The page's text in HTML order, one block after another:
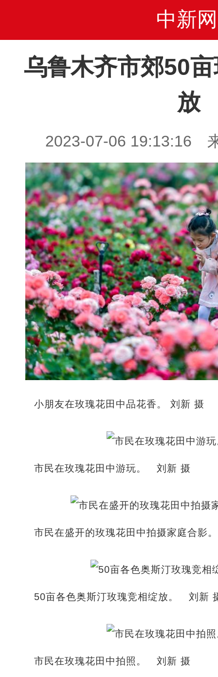
中新网
乌鲁木齐市郊50
放
2023-07-06 19:13:16
小朋友在玫瑰花田中品花香。 刘新 摄
市民在玫瑰花田中游玩。 刘新 摄
市民在盛开的玫瑰花田中拍摄家庭合影
50亩各色奥斯汀玫瑰竞相绽放。 刘新
市民在玫瑰花田中拍照。 刘新 摄